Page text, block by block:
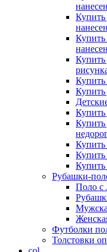
Купить
Купить
Купить
Купить
Купить
Купить
Купить
Рубашки-
Поло с
Футболки
Толстовки